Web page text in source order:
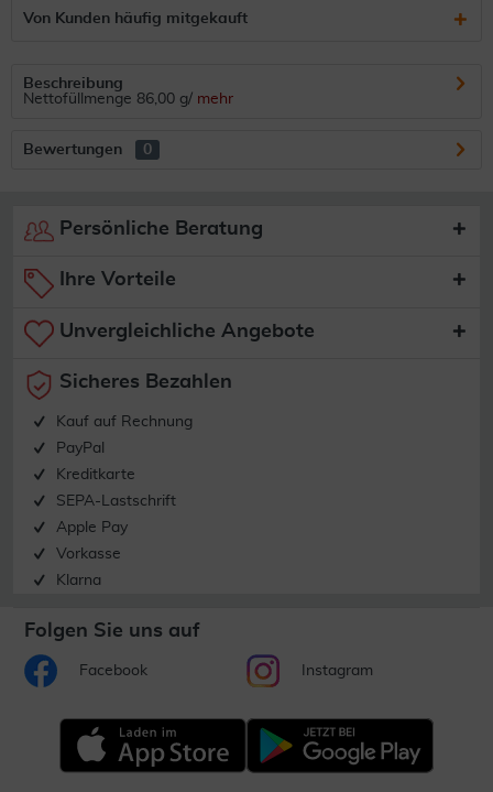
Von Kunden häufig mitgekauft
Beschreibung
Nettofüllmenge 86,00 g/ mehr
Bewertungen 0
Persönliche Beratung
Ihre Vorteile
Unvergleichliche Angebote
Sicheres Bezahlen
Kauf auf Rechnung
PayPal
Kreditkarte
SEPA-Lastschrift
Apple Pay
Vorkasse
Klarna
Folgen Sie uns auf
Facebook Instagram